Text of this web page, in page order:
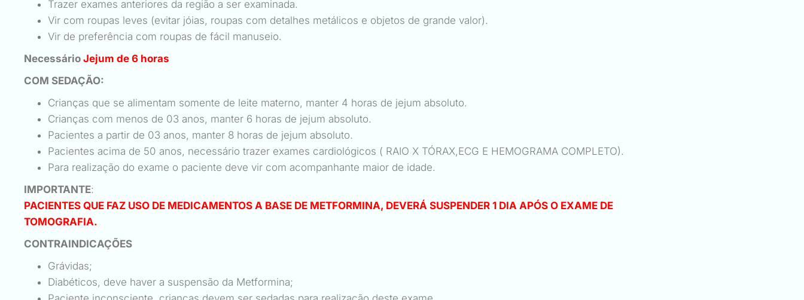
Trazer exames anteriores da região a ser examinada.
Vir com roupas leves (evitar jóias, roupas com detalhes metálicos e objetos de grande valor).
Vir de preferência com roupas de fácil manuseio.
Necessário Jejum de 6 horas
COM SEDAÇÃO:
Crianças que se alimentam somente de leite materno, manter 4 horas de jejum absoluto.
Crianças com menos de 03 anos, manter 6 horas de jejum absoluto.
Pacientes a partir de 03 anos, manter 8 horas de jejum absoluto.
Pacientes acima de 50 anos, necessário trazer exames cardiológicos ( RAIO X TÓRAX,ECG E HEMOGRAMA COMPLETO).
Para realização do exame o paciente deve vir com acompanhante maior de idade.
IMPORTANTE:
PACIENTES QUE FAZ USO DE MEDICAMENTOS A BASE DE METFORMINA, DEVERÁ SUSPENDER 1 DIA APÓS O EXAME DE
TOMOGRAFIA.
CONTRAINDICAÇÕES
Grávidas;
Diabéticos, deve haver a suspensão da Metformina;